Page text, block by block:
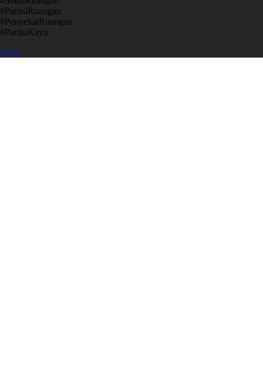
​#PartisiRuangan
​#PenyekatRuangan
​#PartisiKayu
Open